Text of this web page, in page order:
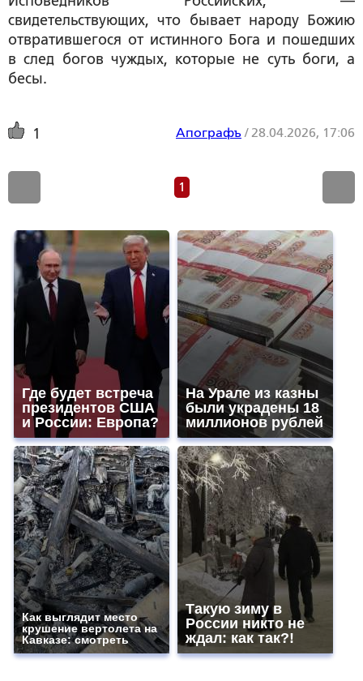
свидетельствующих, что бывает народу Божию
отвратившегося от истинного Бога и пошедших
в след богов чуждых, которые не суть боги, а
бесы.
1 Апографъ/ 28.04.2026, 17:06
1
Где будет встреча
президентов США
и России: Европа?
На Урале из казны
были украдены 18
миллионов рублей
Как выглядит место
крушение вертолета на
Кавказе: смотреть
Такую зиму в
России никто не
ждал: как так?!